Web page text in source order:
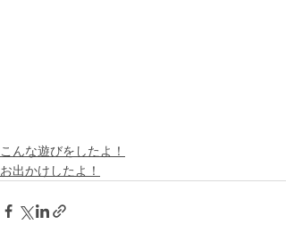
こんな遊びをしたよ！
お出かけしたよ！